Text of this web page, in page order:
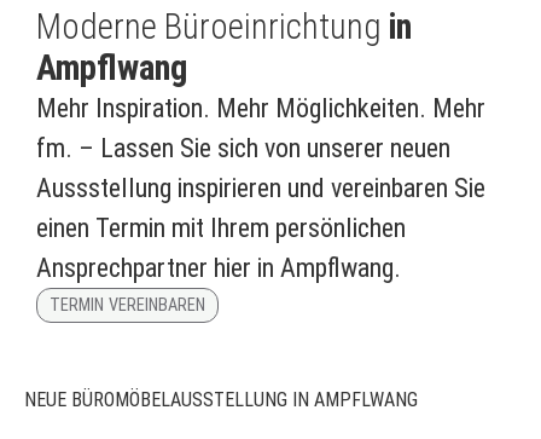
Moderne Büroeinrichtung in
Ampflwang
Mehr Inspiration. Mehr Möglichkeiten. Mehr
fm. – Lassen Sie sich von unserer neuen
Aussstellung inspirieren und vereinbaren Sie
einen Termin mit Ihrem persönlichen
Ansprechpartner hier in Ampflwang.
TERMIN VEREINBAREN
NEUE BÜROMÖBELAUSSTELLUNG IN AMPFLWANG